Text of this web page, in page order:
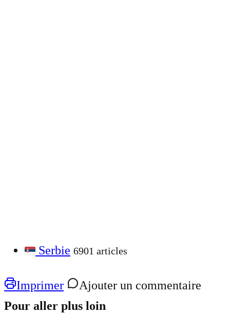
Serbie 6901 articles
Imprimer
Ajouter un commentaire
Pour aller plus loin